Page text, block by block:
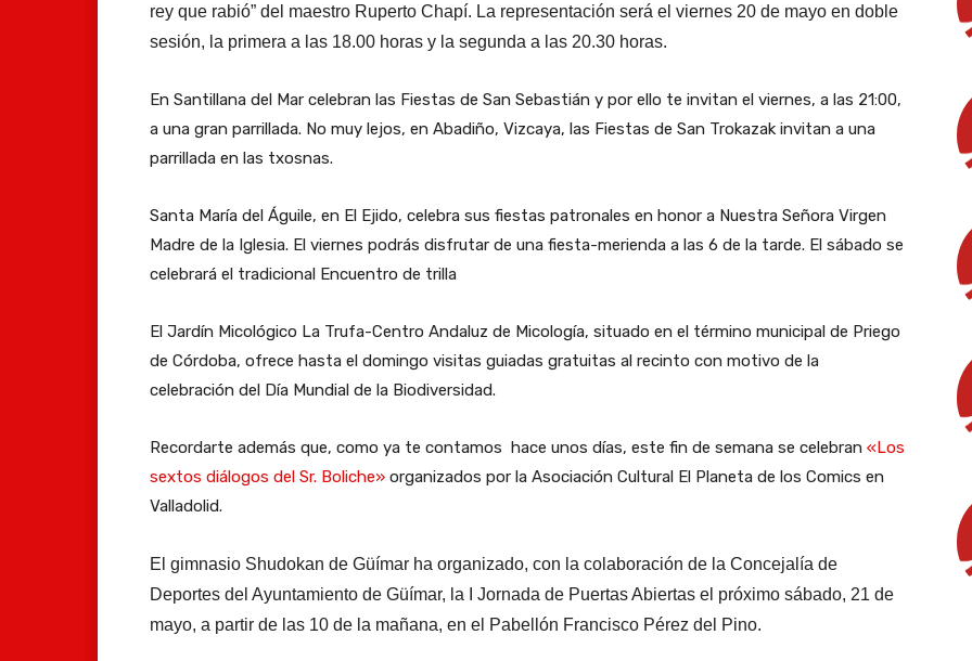
rey que rabió” del maestro Ruperto Chapí. La representación será el viernes 20 de mayo en doble
sesión, la primera a las 18.00 horas y la segunda a las 20.30 horas.
En Santillana del Mar celebran las Fiestas de San Sebastián y por ello te invitan el viernes, a las 21:00,
a una gran parrillada. No muy lejos, en Abadiño, Vizcaya, las Fiestas de San Trokazak invitan a una
parrillada en las txosnas.
Santa María del Águile, en El Ejido, celebra sus fiestas patronales en honor a Nuestra Señora Virgen
Madre de la Iglesia. El viernes podrás disfrutar de una fiesta-merienda a las 6 de la tarde. El sábado se
celebrará el tradicional Encuentro de trilla
El Jardín Micológico La Trufa-Centro Andaluz de Micología, situado en el término municipal de Priego
de Córdoba, ofrece hasta el domingo visitas guiadas gratuitas al recinto con motivo de la
celebración del Día Mundial de la Biodiversidad.
Recordarte además que, como ya te contamos hace unos días, este fin de semana se celebran «Los
sextos diálogos del Sr. Boliche» organizados por la Asociación Cultural El Planeta de los Comics en
Valladolid.
El gimnasio Shudokan de Güímar ha organizado, con la colaboración de la Concejalía de
Deportes del Ayuntamiento de Güímar, la I Jornada de Puertas Abiertas el próximo sábado, 21 de
mayo, a partir de las 10 de la mañana, en el Pabellón Francisco Pérez del Pino.